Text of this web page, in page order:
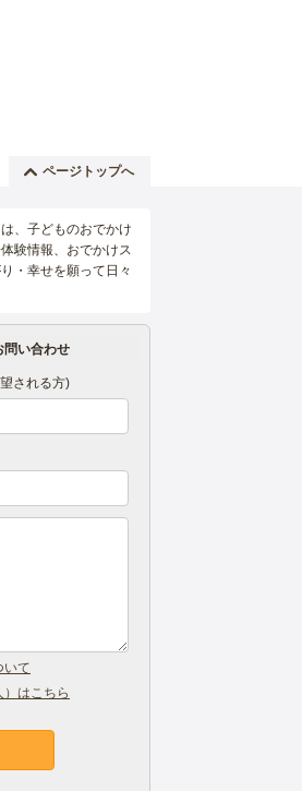
ページトップへ
、子どものおでかけ
験情報、おでかけス
・幸せを願って日々
問い合わせ
される方)
いて
はこちら